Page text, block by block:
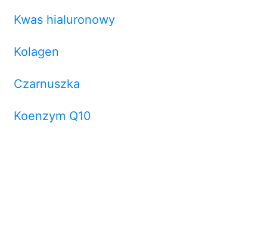
Kwas hialuronowy
Kolagen
Czarnuszka
Koenzym Q10